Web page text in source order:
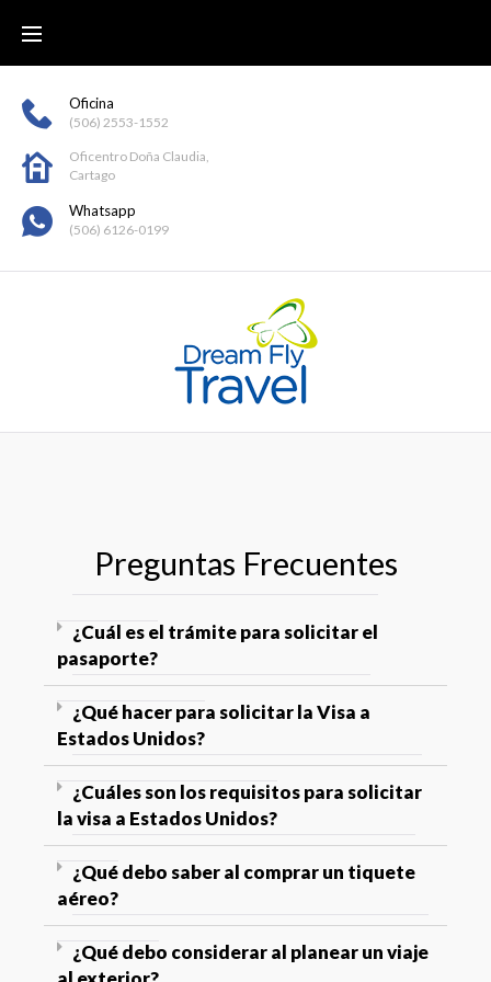
Oficina
(506) 2553-1552
Oficentro Doña Claudia,
Cartago
Whatsapp
(506) 6126-0199
Preguntas Frecuentes
¿Cuál es el trámite para solicitar el
pasaporte?
¿Qué hacer para solicitar la Visa a
Estados Unidos?
¿Cuáles son los requisitos para solicitar
la visa a Estados Unidos?
¿Qué debo saber al comprar un tiquete
aéreo?
¿Qué debo considerar al planear un viaje